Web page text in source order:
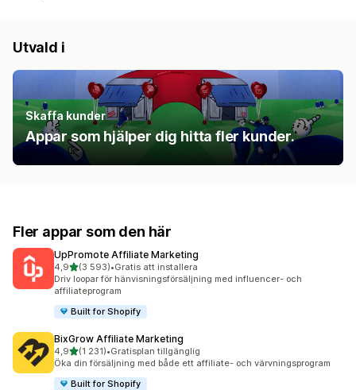
Utvald i
Skaffa kunder
Appar som hjälper dig hitta fler kunder.
Fler appar som den här
UpPromote Affiliate Marketing
4,9av 5 stjärnor
(3 593)
3593 recensioner totalt
•Gratis att installera
Driv loopar för hänvisningsförsäljning med influencer- och
affiliateprogram
Built for Shopify
BixGrow Affiliate Marketing
4,9av 5 stjärnor
(1 231)
1231 recensioner totalt
•Gratisplan tillgänglig
Öka din försäljning med både ett affiliate- och värvningsprogram
Built for Shopify